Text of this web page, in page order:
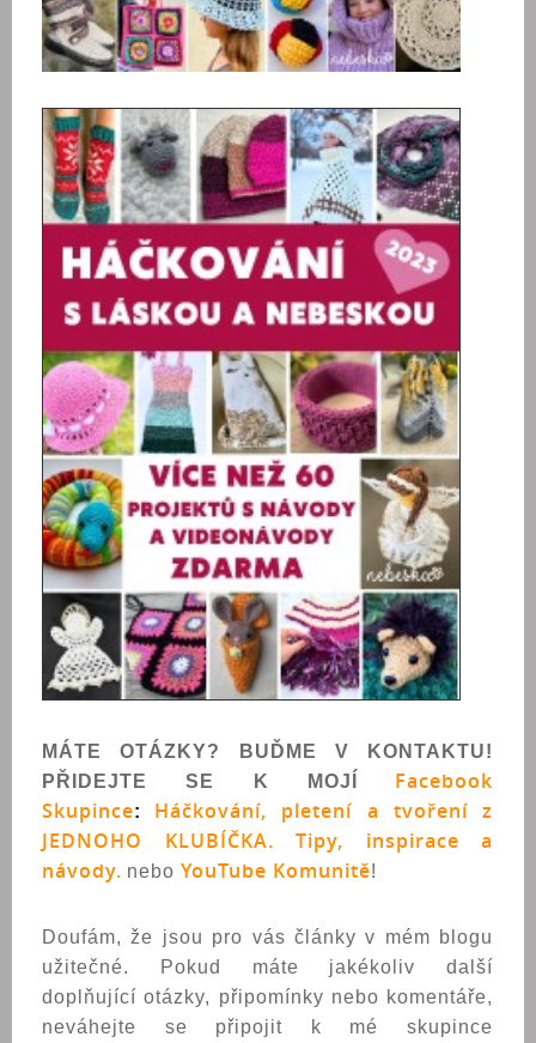
MÁTE OTÁZKY? BUĎME V KONTAKTU!
PŘIDEJTE SE K MOJÍ
Facebook
Skupince:
Háčkování, pletení a tvoření z
JEDNOHO KLUBÍČKA. Tipy, inspirace a
návody. nebo YouTube Komunitě!
Doufám, že jsou pro vás články v mém blogu
užitečné. Pokud máte jakékoliv další
doplňující otázky, připomínky nebo komentáře,
neváhejte se připojit k mé skupince